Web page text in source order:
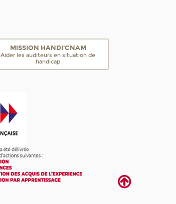
MISSION HANDI'CNAM
Aider les auditeurs en situation de
handicap